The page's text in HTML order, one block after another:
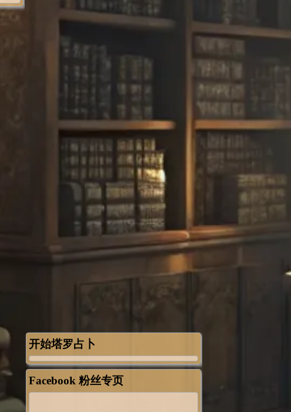
开始塔罗占卜
Facebook 粉丝专页